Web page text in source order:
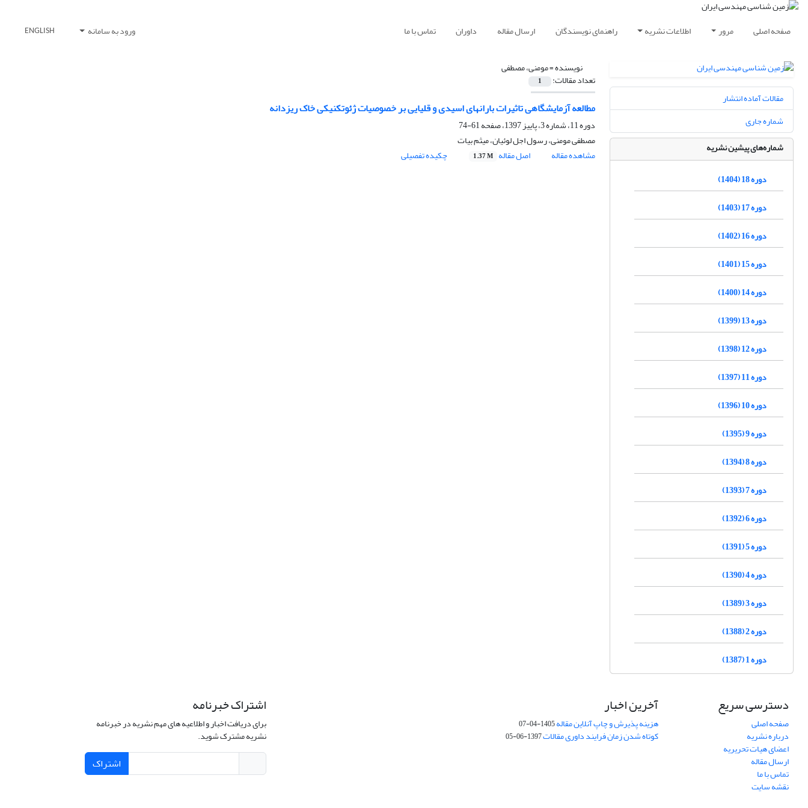
صفحه اصلی مرور اطلاعات نشریه راهنمای نویسندگان ارسال مقاله داوران تماس با ما ورود به سامانه ENGLISH
نویسنده =مومنی، مصطفی
تعداد مقالات: 1
مطالعه آزمایشگاهی تاثیرات بارانهای اسیدی و قلیایی بر خصوصیات ژئوتکنیکی خاک ریزدانه
دوره 11، شماره 3، پاییز 1397، صفحه
61-74
مصطفی مومنی، رسول اجل لوئیان، میثم بیات
مشاهده مقاله
اصل مقاله 1.37 M چکیده تفصیلی
مقالات آماده انتشار
شماره جاری
شماره‌های پیشین نشریه
دوره 18 (1404)
دوره 17 (1403)
دوره 16 (1402)
دوره 15 (1401)
دوره 14 (1400)
دوره 13 (1399)
دوره 12 (1398)
دوره 11 (1397)
دوره 10 (1396)
دوره 9 (1395)
دوره 8 (1394)
دوره 7 (1393)
دوره 6 (1392)
دوره 5 (1391)
دوره 4 (1390)
دوره 3 (1389)
دوره 2 (1388)
دوره 1 (1387)
دسترسی سریع
صفحه اصلی
درباره نشریه
اعضای هیات تحریریه
ارسال مقاله
تماس با ما
نقشه سایت
آخرین اخبار
هزینه پذیرش و چاپ آنلاین مقاله1405-04-07
کوتاه شدن زمان فرایند داوری مقالات1397-06-05
اشتراک خبرنامه
برای دریافت اخبار و اطلاعیه های مهم نشریه در خبرنامه
نشریه مشترک شوید.
اشتراک